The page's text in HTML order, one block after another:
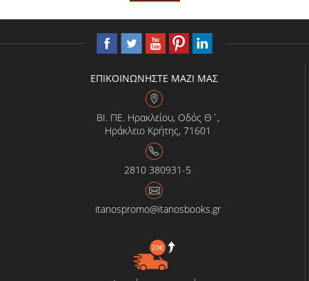
ΕΠΙΚΟΙΝΩΝΗΣΤΕ ΜΑΖΙ ΜΑΣ
ΒΙ. ΠΕ. Ηρακλείου, Οδός Θ΄,
Ηράκλειο Κρήτης, 71601
2810 380931-5
itanospromo@itanosbooks.gr